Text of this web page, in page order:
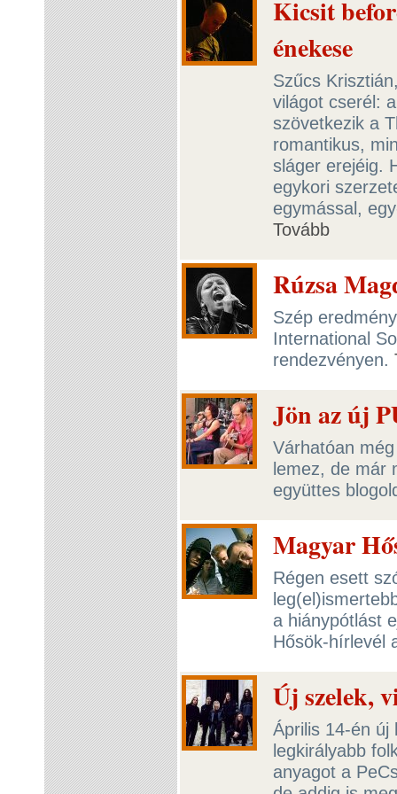
Kicsit
énekese
Szűcs
világot cserél:
szövetkezik a
romantikus,
sláger erejéig.
egykori
egymással,
Tovább
Rúzsa
Szép
International
rendezvényen.
Jön az új
Várhatóan
lemez, de már
együttes
Magyar
Régen esett
a hiánypótlást
Hősök-hírlevél
Új szelek,
Április 14-én új
legkirályabb
anyagot a